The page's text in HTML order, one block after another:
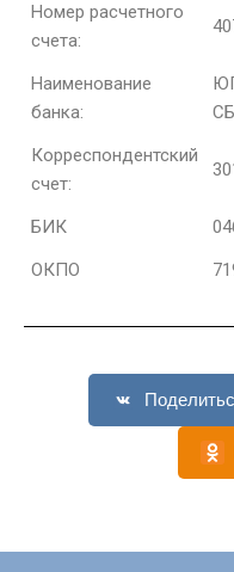
Номер расчетного
счета:
Наименование
банка:
Корреспондентский
счет:
БИК
ОКПО